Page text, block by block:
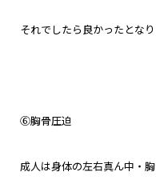
それでしたら良かったとな
⑥胸骨圧迫
成人は身体の左右真ん中・